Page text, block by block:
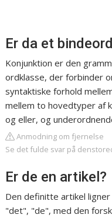
Er da et
Konjunktion er den
ordklasse, der forbinder
syntaktiske forhold
mellem to hovedtyper af
og eller, og
Anmodning om fjernelse
Se det fulde svar på
Er de en artikel?
Den definitte artikel
"det", "de", med den